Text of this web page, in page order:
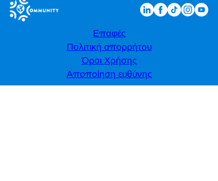
Επαφές
Πολιτική απορρήτου
Όροι Χρήσης
Αποποίηση ευθύνης